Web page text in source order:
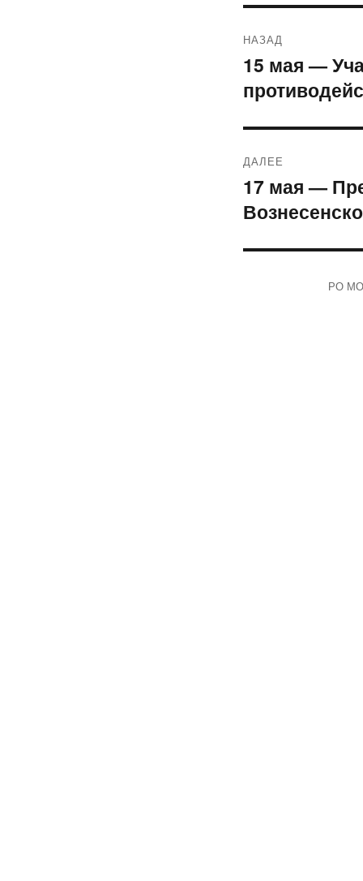
по
записям
НАЗАД
Предыдущая
запись:
15 мая —
ДАЛЕЕ
Следующая
запись:
17 мая —
РО